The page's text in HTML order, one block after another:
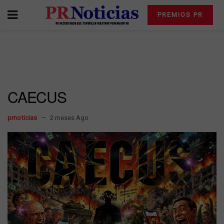
PREMIOS PR
CAECUS
prnoticias 2 meses Ago